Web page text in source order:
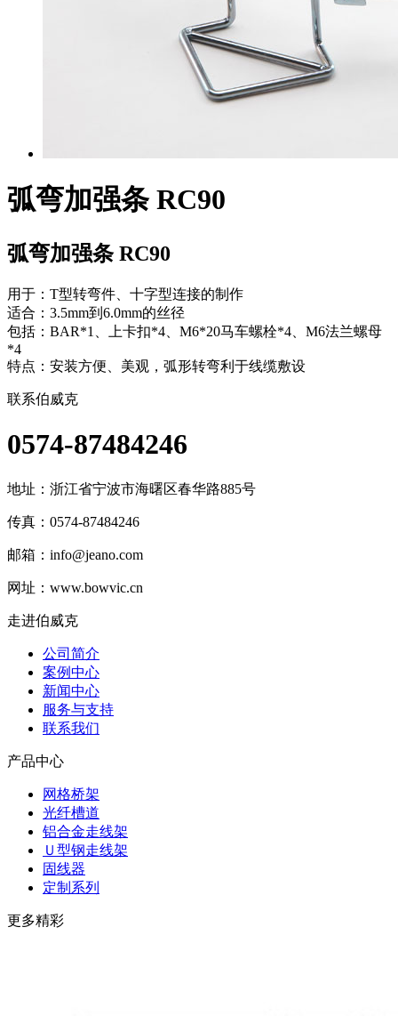
弧弯加强条 RC90
弧弯加强条 RC90
用于：T型转弯件、十字型连接的制作
适合：3.5mm到6.0mm的丝径
包括：BAR*1、上卡扣*4、M6*20马车螺栓*4、M6法兰螺母
*4
特点：安装方便、美观，弧形转弯利于线缆敷设
联系伯威克
0574-87484246
地址： 浙江省宁波市海曙区春华路885号
传真：0574-87484246
邮箱： info@jeano.com
网址：www.bowvic.cn
走进伯威克
公司简介
案例中心
新闻中心
服务与支持
联系我们
产品中心
网格桥架
光纤槽道
铝合金走线架
Ｕ型钢走线架
固线器
定制系列
更多精彩